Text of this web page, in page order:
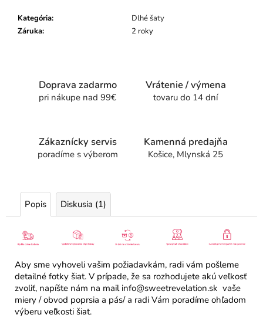
Kategória:
Dlhé šaty
Záruka: 2 roky
Doprava zadarmo
pri nákupe nad 99€
Vrátenie / výmena
tovaru do 14 dní
Zákaznícky servis
poradíme s výberom
Kamenná predajňa
Košice, Mlynská 25
Popis Diskusia (1)
Aby sme vyhoveli vašim požiadavkám, radi vám pošleme
detailné fotky šiat. V prípade, že sa rozhodujete akú veľkosť
zvoliť, napíšte nám na mail info@sweetrevelation.sk vaše
miery / obvod poprsia a pás/ a radi Vám poradíme ohľadom
výberu veľkosti šiat.